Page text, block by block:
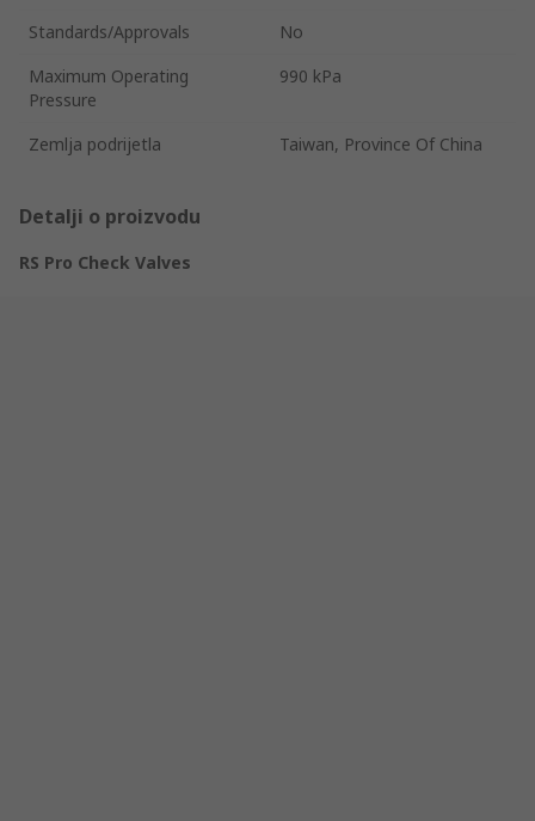
Standards/Approvals
No
Maximum Operating
Pressure
990 kPa
Zemlja podrijetla Taiwan, Province Of China
Detalji o proizvodu
RS Pro Check Valves